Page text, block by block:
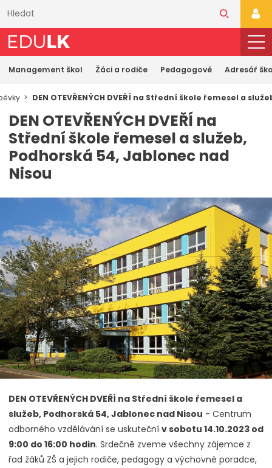
obsahu
Management škol Žáci a rodiče Pedagogové Adresář
DEN OTEVŘENÝCH DVEŘÍ na Střední škole řemesel a
DEN OTEVŘENÝCH DVEŘÍ na
Střední škole řemesel a služeb,
Podhorská 54, Jablonec nad
Nisou
DEN OTEVŘENÝCH DVEŘÍ na Střední škole řemesel a
služeb, Podhorská 54, Jablonec nad Nisou - Centrum
odborného vzdělávání se uskuteční v sobotu 14.10.2023 od
9:00 do 16:00 hodin. Srdečně zveme všechny zájemce z
řad žáků ZŠ a jejich rodiče, pedagogy a výchovné poradce,